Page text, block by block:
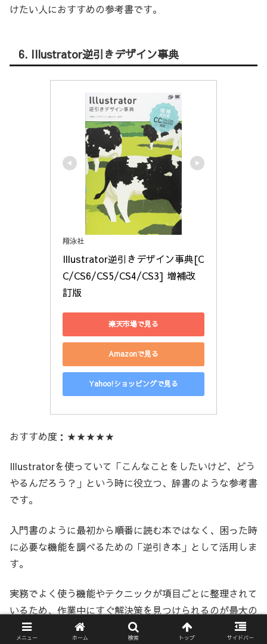
けたい人におすすめの参考書です。
6. Illustrator逆引きデザイン事典
翔泳社
Illustrator逆引きデザイン事典[C
C/CS6/CS5/CS4/CS3] 増補改
訂版
楽天市場で見る
Amazonで見る
Yahoo!ショッピングで見る
おすすめ度：★★★★★
Illustratorを使っていて「こんなことをしたいけど、どう
やるんだろう？」という時に役立つ、辞書のような参考書
です。
入門書のように最初から順番に読む本ではなく、困った時
に必要な機能を調べるための「逆引き本」として活用しま
す。
実務でよく使う機能やテクニックが項目ごとに整理されて
いるため、作業中にすぐ解決策を見つけられるのが最大の
魅力です。
メニュー ホーム 検索 トップ サイドバー